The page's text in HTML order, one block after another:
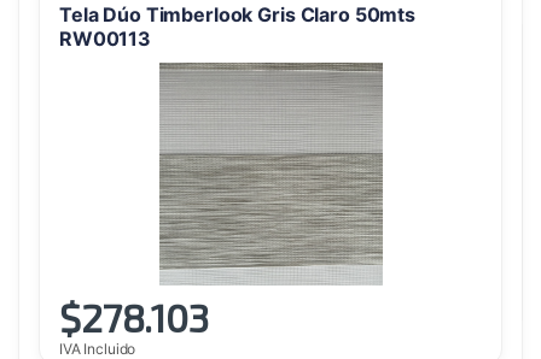
Tela Dúo Timberlook Gris Claro 50mts
RW00113
$278.103
IVA Incluido